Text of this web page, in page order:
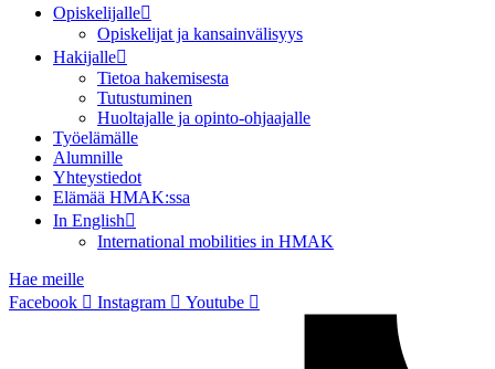
Opiskelijalle
Opiskelijat ja kansainvälisyys
Hakijalle
Tietoa hakemisesta
Tutustuminen
Huoltajalle ja opinto-ohjaajalle
Työelämälle
Alumnille
Yhteystiedot
Elämää HMAK:ssa
In English
International mobilities in HMAK
Hae meille
Facebook
Instagram Youtube